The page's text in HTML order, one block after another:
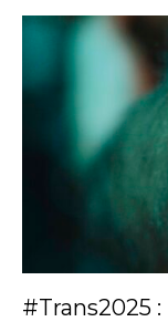
#Trans2025